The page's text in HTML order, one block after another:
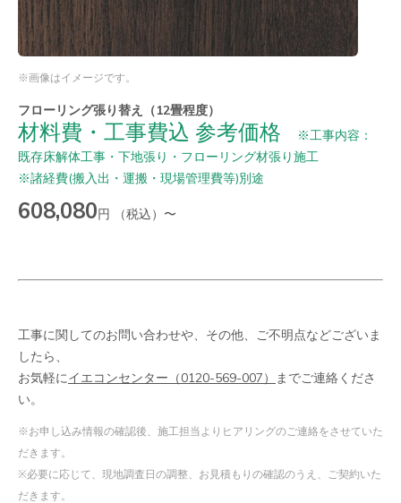
※画像はイメージです。
フローリング張り替え（12畳程度）
材料費・工事費込 参考価格
※工事内容：
既存床解体工事・下地張り・フローリング材張り施工
※諸経費(搬入出・運搬・現場管理費等)別途
608,080円 （税込）〜
工事に関してのお問い合わせや、その他、ご不明点などございま
したら、
お気軽にイエコンセンター（0120-569-007）
までご連絡くださ
い。
※お申し込み情報の確認後、施工担当よりヒアリングのご連絡をさせていた
だきます。
※必要に応じて、現地調査日の調整、お見積もりの確認のうえ、ご契約いた
だきます。